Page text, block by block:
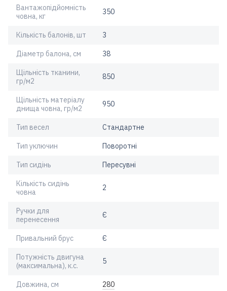
Вантажопідйомність
човна, кг
350
Кількість балонів, шт 3
Діаметр балона, см 38
Щільність тканини,
гр/м2
850
Щільність матеріалу
днища човна, гр/м2
950
Тип весел Стандартне
Тип уключин Поворотні
Тип сидінь Пересувні
Кількість сидінь
човна
2
Ручки для
перенесення
Є
Привальний брус Є
Потужність двигуна
(максимальна), к.с.
5
Довжина, см 280